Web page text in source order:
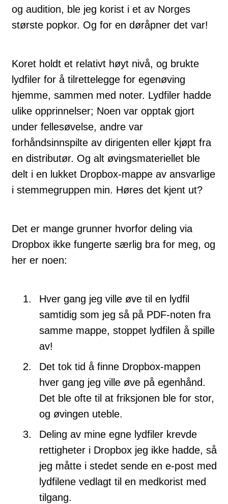
og audition, ble jeg korist i et av Norges
største popkor. Og for en døråpner det var!
Koret holdt et relativt høyt nivå, og brukte
lydfiler for å tilrettelegge for egenøving
hjemme, sammen med noter. Lydfiler hadde
ulike opprinnelser; Noen var opptak gjort
under fellesøvelse, andre var
forhåndsinnspilte av dirigenten eller kjøpt fra
en distributør. Og alt øvingsmateriellet ble
delt i en lukket Dropbox-mappe av ansvarlige
i stemmegruppen min. Høres det kjent ut?
Det er mange grunner hvorfor deling via
Dropbox ikke fungerte særlig bra for meg, og
her er noen:
Hver gang jeg ville øve til en lydfil
samtidig som jeg så på PDF-noten fra
samme mappe, stoppet lydfilen å spille
av!
Det tok tid å finne Dropbox-mappen
hver gang jeg ville øve på egenhånd.
Det ble ofte til at friksjonen ble for stor,
og øvingen uteble.
Deling av mine egne lydfiler krevde
rettigheter i Dropbox jeg ikke hadde, så
jeg måtte i stedet sende en e-post med
lydfilene vedlagt til en medkorist med
tilgang.